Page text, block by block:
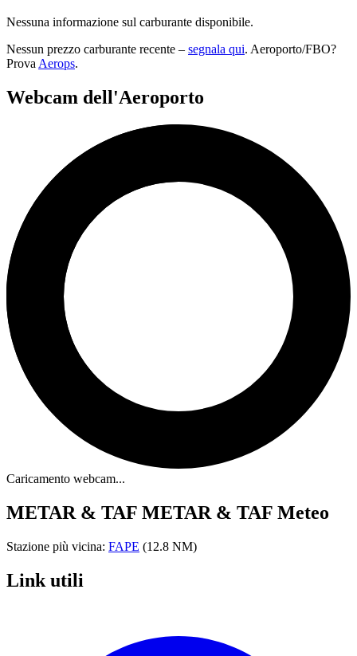
Nessuna informazione sul carburante disponibile.
Nessun prezzo carburante recente – segnala qui. Aeroporto/FBO?
ProvaAerops.
Webcam dell'Aeroporto
Caricamento webcam...
METAR & TAF METAR & TAF Meteo
Stazione più vicina: FAPE (12.8 NM)
Link utili